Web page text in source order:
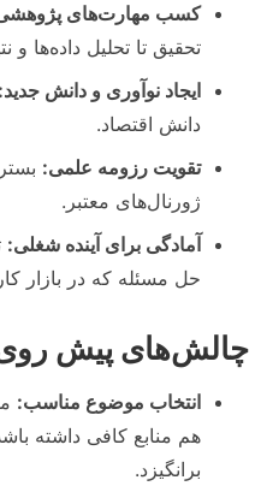
کسب مهارت‌های
تحقیق تا تحلیل داده‌ها و
ایجاد نوآوری و دانش جدید:
دانش اقتصاد.
تقویت رزومه علمی:
ژورنال‌های معتبر.
آمادگی برای آینده شغلی:
حل مسئله که در بازار
چالش‌های پیش روی
انتخاب موضوع مناسب:
هم منابع کافی داشته
برانگیزد.